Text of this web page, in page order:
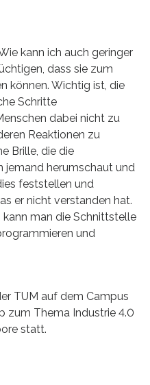
kann ich auch geringer
dass sie zum
können. Wichtig ist, die
Schritte
dabei nicht zu
Reaktionen zu
Brille, die die
jemand herumschaut und
feststellen und
er nicht verstanden hat.
man die Schnittstelle
und
TUM auf dem Campus
zum Thema Industrie 4.0
statt.